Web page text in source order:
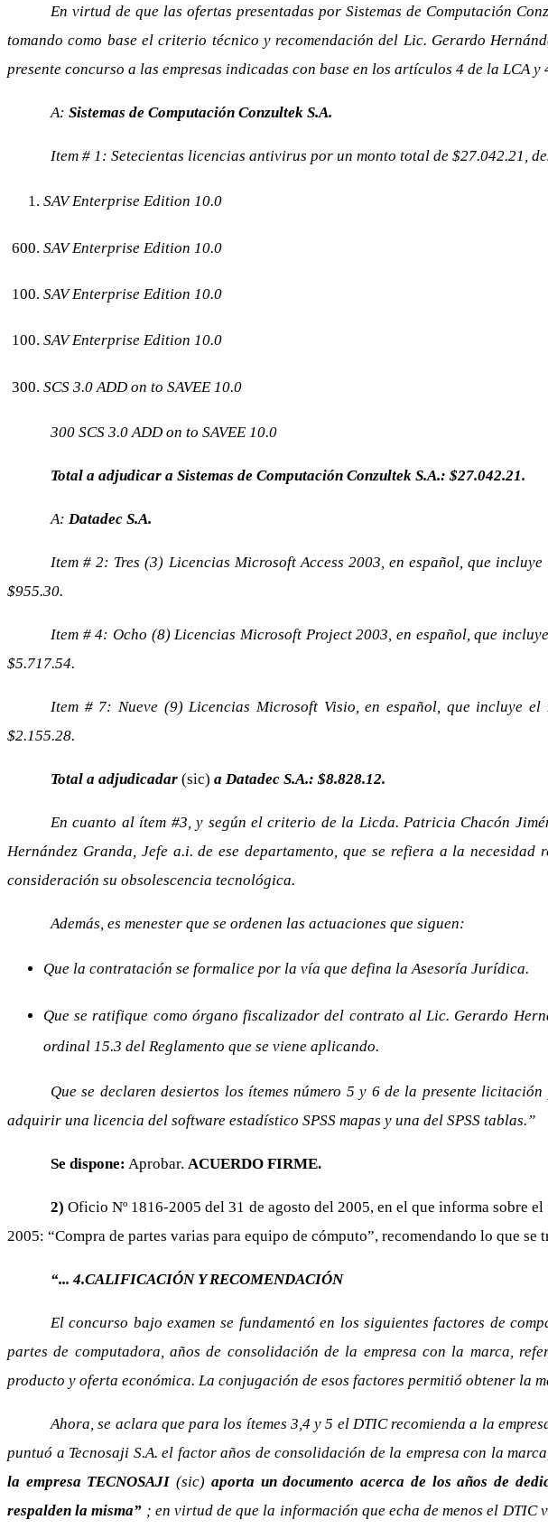
En virtud de que las ofertas presentadas por Sistemas de Computación
tomando como base el criterio técnico y recomendación del Lic. Gerardo
presente concurso a las empresas indicadas con base en los artículos 4 de la LCA y
A: Sistemas de Computación Conzultek S.A.
Item # 1: Setecientas licencias antivirus por un monto total de $27.042.21,
SAV Enterprise Edition 10.0
SAV Enterprise Edition 10.0
SAV Enterprise Edition 10.0
SAV Enterprise Edition 10.0
SCS 3.0 ADD on to SAVEE 10.0
300 SCS 3.0 ADD on to SAVEE 10.0
Total a adjudicar a Sistemas de Computación Conzultek S.A.: $27.042.21.
A: Datadec S.A.
Item # 2: Tres (3) Licencias Microsoft Access 2003, en español, que
$955.30.
Item # 4: Ocho (8) Licencias Microsoft Project 2003, en español, que
$5.717.54.
Item # 7: Nueve (9) Licencias Microsoft Visio, en español, que incluye
$2.155.28.
Total a adjudicadar (sic) a Datadec S.A.: $8.828.12.
En cuanto al ítem #3, y según el criterio de la Licda. Patricia Chacón
Hernández Granda, Jefe a.i. de ese departamento, que se refiera a la
consideración su obsolescencia tecnológica.
Además, es menester que se ordenen las actuaciones que siguen:
Que la contratación se formalice por la vía que defina la Asesoría Jurídica.
Que se ratifique como órgano fiscalizador del contrato al Lic. Gerardo
ordinal 15.3 del Reglamento que se viene aplicando.
Que se declaren desiertos los ítemes número 5 y 6 de la presente
adquirir una licencia del software estadístico SPSS mapas y una del SPSS tablas.”
Se dispone: Aprobar. ACUERDO FIRME.
2) Oficio Nº 1816-2005 del 31 de agosto del 2005, en el que informa sobre
2005: “Compra de partes varias para equipo de cómputo”, recomendando lo que se
“... 4.CALIFICACIÓN Y RECOMENDACIÓN
El concurso bajo examen se fundamentó en los siguientes factores de
partes de computadora, años de consolidación de la empresa con la marca,
producto y oferta económica. La conjugación de esos factores permitió obtener la
Ahora, se aclara que para los ítemes 3,4 y 5 el DTIC recomienda a la
puntuó a Tecnosaji S.A. el factor años de consolidación de la empresa con la
la empresa TECNOSAJI(sic) aporta un documento acerca de los años de
respalden la misma” ; en virtud de que la información que echa de menos el DTIC